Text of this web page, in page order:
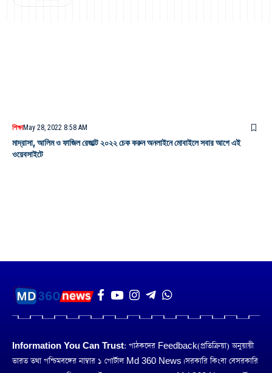
শিক্ষাMay 28, 2022 8:58 AM
মাদ্রাসা, আলিম ও ফাজিল রেজাল্ট ২০২২ চেক করুন অনলাইনে মোবাইলে সবার আগে এই
ওয়েবসাইটে
Information You Can Trust: পাঠকদের Feedback(প্রতিক্রিয়া) অনুয়ায়ী
ভারত তথা পশ্চিমবঙ্গের নাম্বার ১ পোর্টাল Md 360 News। সরকারি কিংবা বেসরকারি